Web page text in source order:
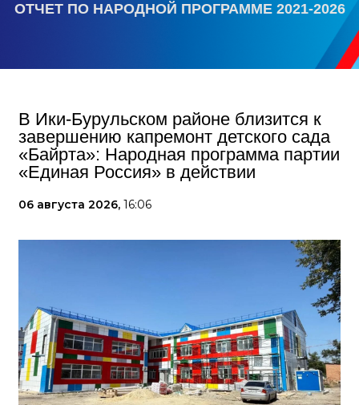
ОТЧЕТ ПО НАРОДНОЙ ПРОГРАММЕ 2021-2026
В Ики‑Бурульском районе близится к
завершению капремонт детского сада
«Байрта»: Народная программа партии
«Единая Россия» в действии
06 августа 2026, 16:06